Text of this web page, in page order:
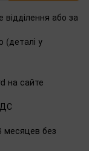
відділення або за
(деталі у
на сайте
месяцев без